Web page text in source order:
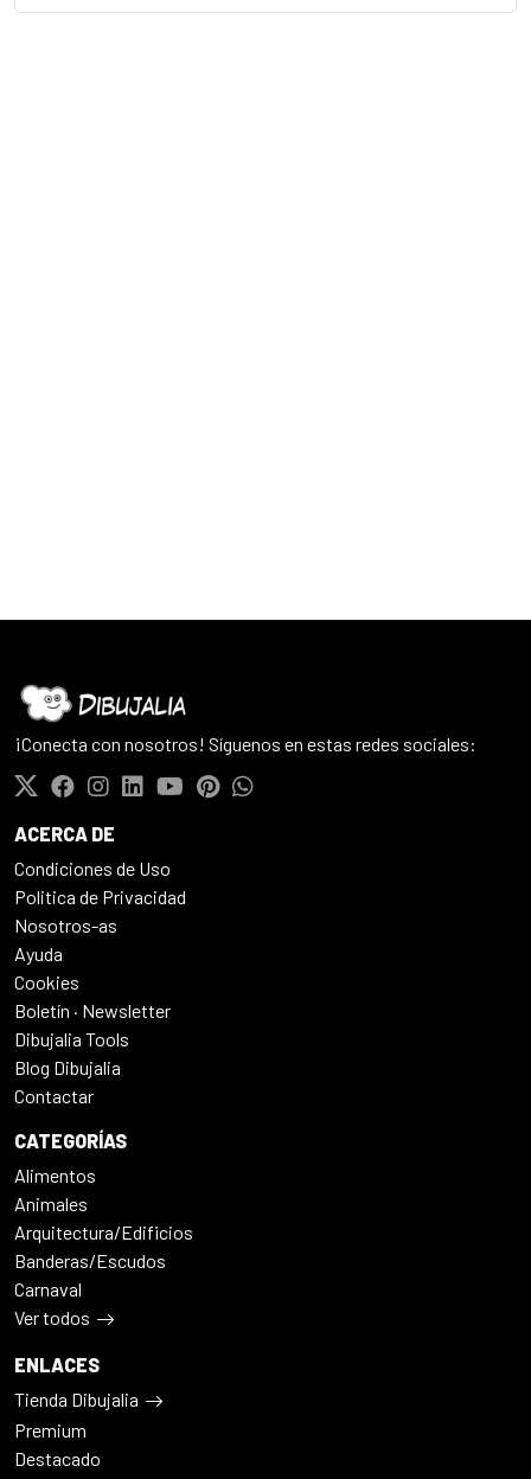
¡Conecta con nosotros! Síguenos en estas redes sociales:
ACERCA DE
Condiciones de Uso
Politica de Privacidad
Nosotros-as
Ayuda
Cookies
Boletín · Newsletter
Dibujalia Tools
Blog Dibujalia
Contactar
CATEGORÍAS
Alimentos
Animales
Arquitectura/Edificios
Banderas/Escudos
Carnaval
Ver todos
ENLACES
Tienda Dibujalia
Premium
Destacado